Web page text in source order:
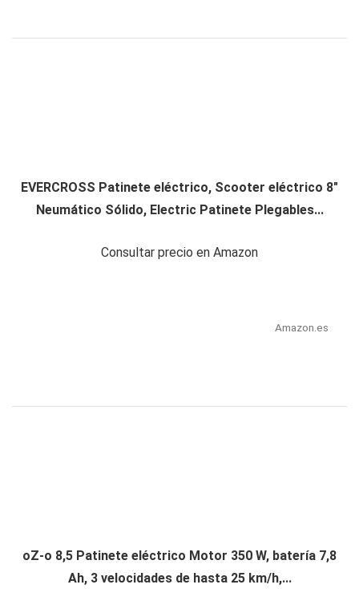
EVERCROSS Patinete eléctrico, Scooter eléctrico 8"
Neumático Sólido, Electric Patinete Plegables...
Consultar precio en Amazon
Amazon.es
oZ-o 8,5 Patinete eléctrico Motor 350 W, batería 7,8
Ah, 3 velocidades de hasta 25 km/h,...